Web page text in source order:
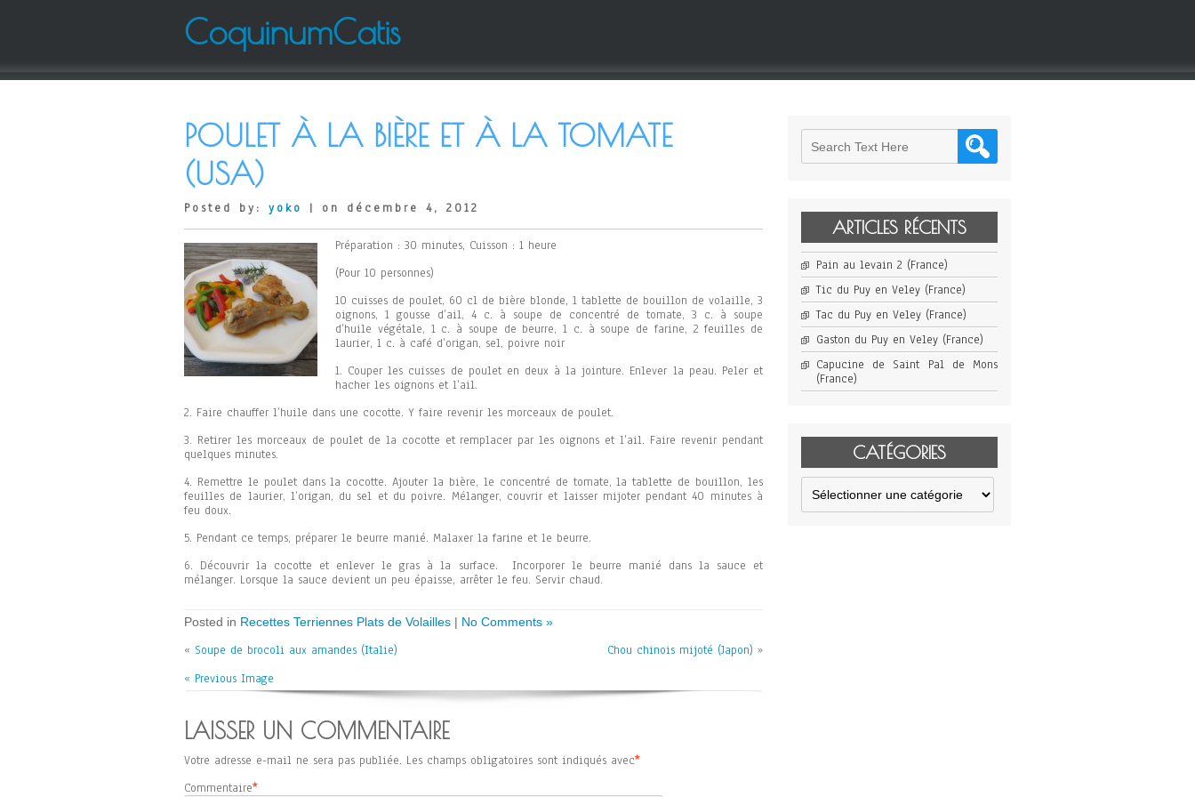
CoquinumCatis
POULET À LA BIÈRE ET À LA TOMATE
(USA)
Posted by: yoko | on décembre 4, 2012
Préparation : 30 minutes, Cuisson : 1 heure
(Pour 10 personnes)
10 cuisses de poulet, 60 cl de bière blonde, 1 tablette de bouillon de volaille, 3
oignons, 1 gousse d’ail, 4 c. à soupe de concentré de tomate, 3 c. à soupe
d’huile végétale, 1 c. à soupe de beurre, 1 c. à soupe de farine, 2 feuilles de
laurier, 1 c. à café d’origan, sel, poivre noir
1. Couper les cuisses de poulet en deux à la jointure. Enlever la peau. Peler et
hacher les oignons et l’ail.
2. Faire chauffer l’huile dans une cocotte. Y faire revenir les morceaux de poulet.
3. Retirer les morceaux de poulet de la cocotte et remplacer par les oignons et l’ail. Faire revenir pendant
quelques minutes.
4. Remettre le poulet dans la cocotte. Ajouter la bière, le concentré de tomate, la tablette de bouillon, les
feuilles de laurier, l’origan, du sel et du poivre. Mélanger, couvrir et laisser mijoter pendant 40 minutes à
feu doux.
5. Pendant ce temps, préparer le beurre manié. Malaxer la farine et le beurre.
6. Découvrir la cocotte et enlever le gras à la surface. Incorporer le beurre manié dans la sauce et
mélanger. Lorsque la sauce devient un peu épaisse, arrêter le feu. Servir chaud.
Posted in Recettes Terriennes Plats de Volailles | No Comments »
« Soupe de brocoli aux amandes (Italie) Chou chinois mijoté (Japon) »
« Previous Image
LAISSER UN COMMENTAIRE
Votre adresse e-mail ne sera pas publiée. Les champs obligatoires sont indiqués avec*
Commentaire*
ARTICLES RÉCENTS
Pain au levain 2 (France)
Tic du Puy en Veley (France)
Tac du Puy en Veley (France)
Gaston du Puy en Veley (France)
Capucine de Saint Pal de Mons
(France)
CATÉGORIES
Catégories